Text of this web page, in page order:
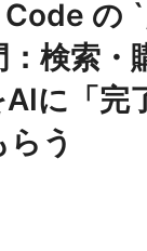
の
検索・
に「完
う